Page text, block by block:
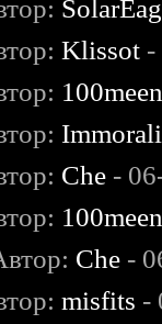
Klissot -
Che -
Che -
misfits -